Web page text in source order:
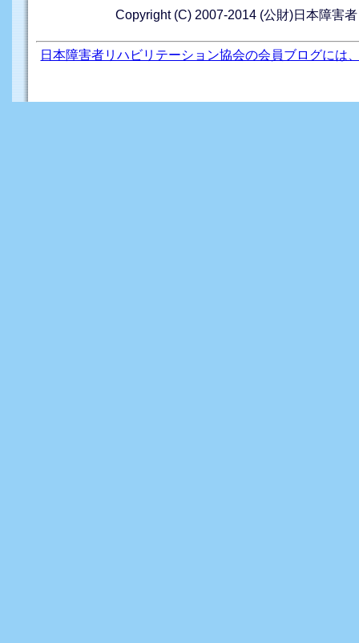
Copyright (C) 2007-2014 (公財)日本障害
日本障害者リハビリテーション協会の会員ブログには